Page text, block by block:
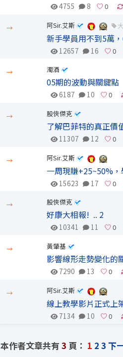
4755 8
→ 阿Sir.艾斯
新手學員用不到5萬
12657 16
→ 濁酒
05期的波動與關鍵點
6187 10
→ 股俠傑克
了解巴菲特的真正價
11307 12
→ 阿Sir.艾斯
一周現賺+25~50%，
15623 17
→ 股俠傑克
好康大相報! .. 2
10341 11
→ 黃肇基
影響線形走勢變化
7290 13
→ 阿Sir.艾斯
線上教學影片正式上
7134 10
本作者文章共有 3 頁： 1 2 3 下